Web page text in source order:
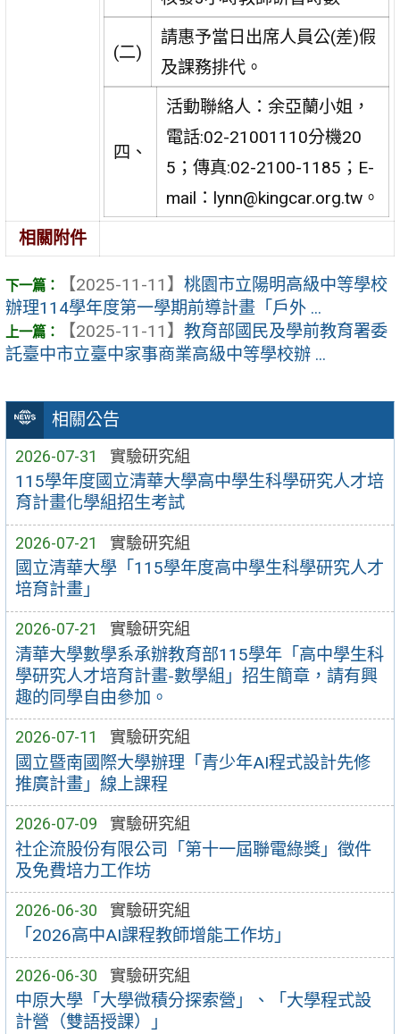
相關公告
2026-07-31 實驗研究組
115學年度國立清華大學高中學生科學研究人才培
育計畫化學組招生考試
2026-07-21 實驗研究組
國立清華大學「115學年度高中學生科學研究人才
培育計畫」
2026-07-21 實驗研究組
清華大學數學系承辦教育部115學年「高中學生科
學研究人才培育計畫-數學組」招生簡章，請有興
趣的同學自由參加。
2026-07-11 實驗研究組
國立暨南國際大學辦理「青少年AI程式設計先修
推廣計畫」線上課程
2026-07-09 實驗研究組
社企流股份有限公司「第十一屆聯電綠獎」徵件
及免費培力工作坊
2026-06-30 實驗研究組
「2026高中AI課程教師增能工作坊」
2026-06-30 實驗研究組
中原大學「大學微積分探索營」、「大學程式設
計營（雙語授課）」
(二)
請惠予當日出席人員公(差)假
及課務排代。
四、
活動聯絡人：余亞蘭小姐，
電話:02-21001110分機20
5；傳真:02-2100-1185；E-
mail：lynn@kingcar.org.tw。
相關附件
【2025-11-11】 桃園市立陽明高級中等學校
辦理114學年度第一學期前導計畫「戶外 ...
【2025-11-11】 教育部國民及學前教育署委
託臺中市立臺中家事商業高級中等學校辦 ...